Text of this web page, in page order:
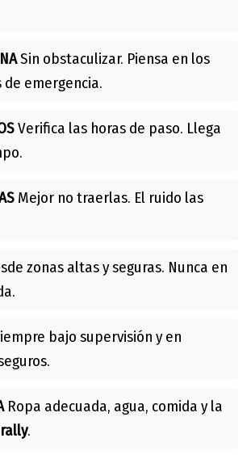
Sin obstaculizar. Piensa en los
de emergencia.
Verifica las horas de paso. Llega
Mejor no traerlas. El ruido las
zonas altas y seguras. Nunca en
bajo supervisión y en
Ropa adecuada, agua, comida y la
.